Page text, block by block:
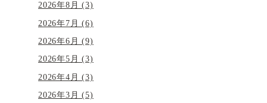
2026年8月 (3)
2026年7月 (6)
2026年6月 (9)
2026年5月 (3)
2026年4月 (3)
2026年3月 (5)